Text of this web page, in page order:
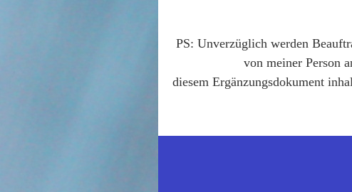
PS: Unverzüglich werden
von meiner Person
diesem Ergänzungsdokument